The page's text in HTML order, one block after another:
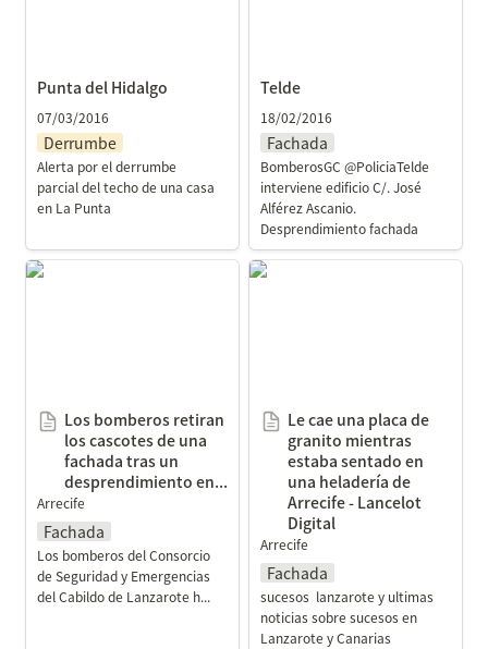
Punta del Hidalgo
07/03/2016
Derrumbe
Alerta por el derrumbe
parcial del techo de una casa
en La Punta
Telde
18/02/2016
Fachada
BomberosGC @PoliciaTelde
interviene edificio C/. José
Alférez Ascanio.
Desprendimiento fachada
Los bomberos retiran los
Los bomberos retiran
los cascotes de una
fachada tras un
desprendimiento en...
Arrecife
Fachada
Los bomberos del Consorcio
de Seguridad y Emergencias
del Cabildo de Lanzarote h...
Le cae una placa de
Le cae una placa de
granito mientras
estaba sentado en
una heladería de
Arrecife - Lancelot
Digital
Arrecife
Fachada
sucesos  lanzarote y ultimas
noticias sobre sucesos en
Lanzarote y Canarias